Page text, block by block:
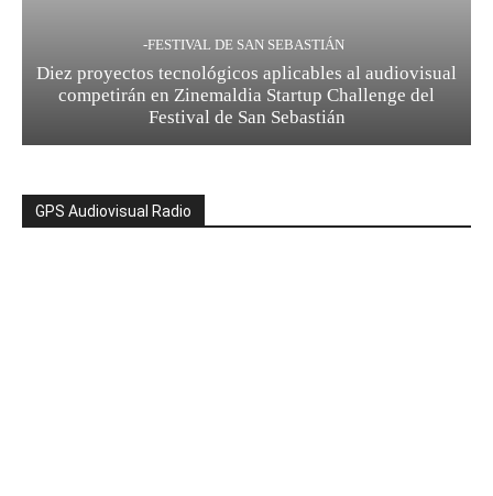
-FESTIVAL DE SAN SEBASTIÁN
Diez proyectos tecnológicos aplicables al audiovisual
competirán en Zinemaldia Startup Challenge del
Festival de San Sebastián
GPS Audiovisual Radio